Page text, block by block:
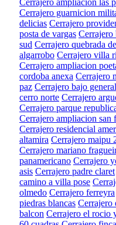
Cerrajero ampliacion las
Cerrajero guarnicion
delicias Cerrajero
posta de vargas Cerrajero
sud Cerrajero quebrada
algarrobo Cerrajero villa
Cerrajero ampliacion
cordoba anexa Cerrajero
paz Cerrajero bajo
cerro norte Cerrajero
Cerrajero parque
Cerrajero ampliacion san
Cerrajero residencial
altamira Cerrajero maipu
Cerrajero mariano
panamericano Cerrajero
asis Cerrajero padre claret
camino a villa pose
olmedo Cerrajero ferreyra
piedras blancas Cerrajero
balcon Cerrajero el rocio